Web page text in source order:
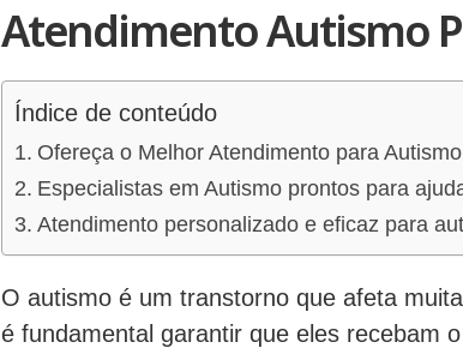
Atendimento Autismo
Índice de conteúdo
Ofereça o Melhor Atendimento para
Especialistas em Autismo prontos para
Atendimento personalizado e eficaz para
O autismo é um transtorno que afeta
é fundamental garantir que eles recebam